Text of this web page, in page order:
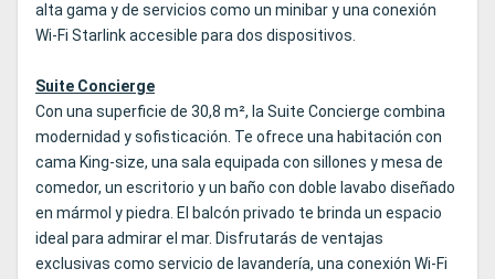
alta gama y de servicios como un minibar y una conexión
Wi‑Fi Starlink accesible para dos dispositivos.
Suite Concierge
Con una superficie de 30,8 m², la Suite Concierge combina
modernidad y sofisticación. Te ofrece una habitación con
cama King‑size, una sala equipada con sillones y mesa de
comedor, un escritorio y un baño con doble lavabo diseñado
en mármol y piedra. El balcón privado te brinda un espacio
ideal para admirar el mar. Disfrutarás de ventajas
exclusivas como servicio de lavandería, una conexión Wi‑Fi